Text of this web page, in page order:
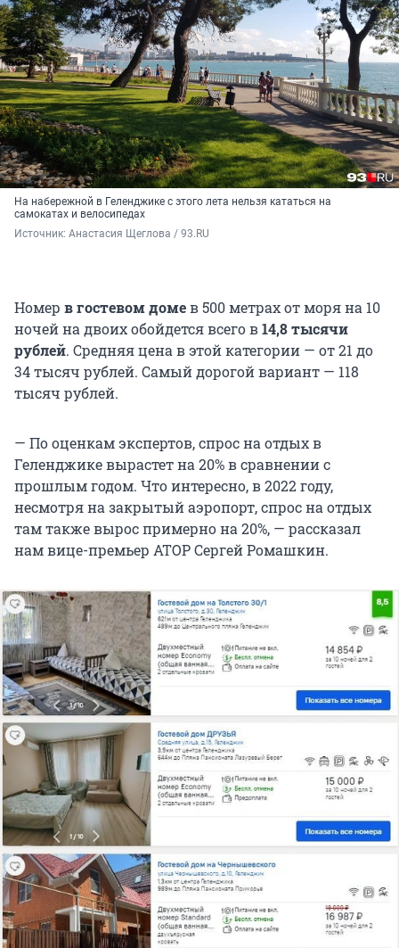
На набережной в Геленджике с этого лета нельзя кататься на
самокатах и велосипедах
Источник: Анастасия Щеглова / 93.RU
Номер в гостевом домев 500 метрах от моря на 10
ночей на двоих обойдется всего в14,8 тысячи
рублей. Средняя цена в этой категории — от 21 до
34 тысяч рублей. Самый дорогой вариант — 118
тысяч рублей.
— По оценкам экспертов, спрос на отдых в
Геленджике вырастет на 20% в сравнении с
прошлым годом. Что интересно, в 2022 году,
несмотря на закрытый аэропорт, спрос на отдых
там также вырос примерно на 20%, — рассказал
нам вице-премьер АТОР Сергей Ромашкин.